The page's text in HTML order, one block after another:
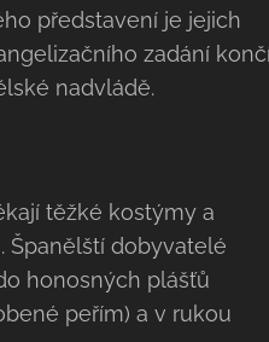
představení je jejich
zadání
nadvládě.
těžké kostýmy a
Španělští dobyvatelé
honosných plášťů
peřím) a v rukou